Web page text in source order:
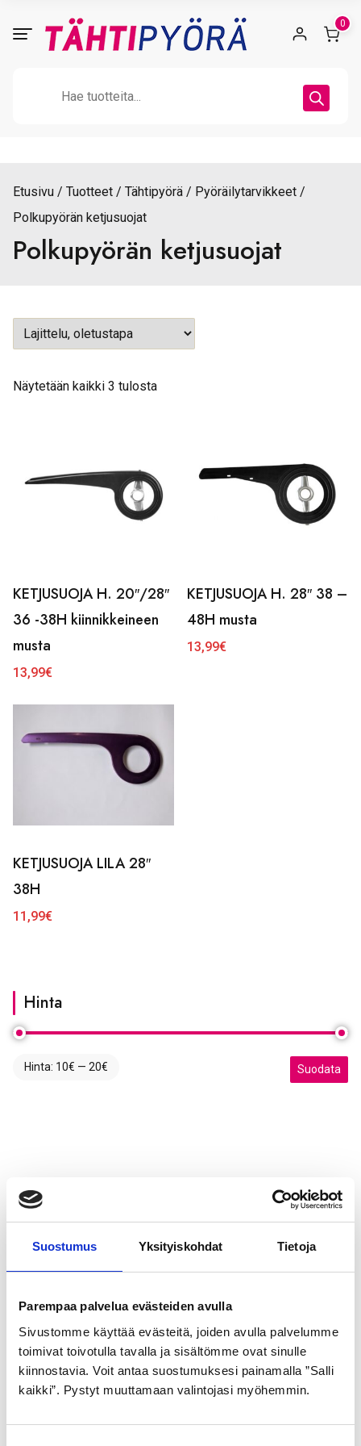
Suostumus Yksityiskohdat Tietoja
Parempaa palvelua evästeiden avulla
Sivustomme käyttää evästeitä, joiden avulla palvelumme
toimivat toivotulla tavalla ja sisältömme ovat sinulle
kiinnostavia. Voit antaa suostumuksesi painamalla ”Salli
kaikki”. Pystyt muuttamaan valintojasi myöhemmin.
0
Etusivu Tuotteet Tähtipyörä
Pyöräilytarvikkeet
Polkupyörän ketjusuojat
Polkupyörän ketjusuojat
Näytetään kaikki 3 tulosta
KETJUSUOJA H. 20″/28″
36 -38H kiinnikkeineen
musta
13,99€
KETJUSUOJA H. 28″ 38 –
48H musta
13,99€
KETJUSUOJA LILA 28″
38H
11,99€
Hinta
Minimihinta
Suodata
Hinta: 10€ — 20€